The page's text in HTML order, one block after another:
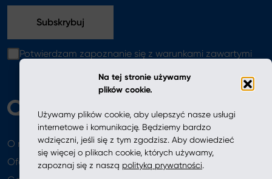
Na tej stronie używamy
plików cookie.
Używamy plików cookie, aby ulepszyć nasze usługi
internetowe i komunikację. Będziemy bardzo
wdzięczni, jeśli się z tym zgodzisz. Aby dowiedzieć
się więcej o plikach cookie, których używamy,
zapoznaj się z naszą polityką prywatności.
Potwierdzam zapoznanie się z warunkami zawartymi
O nas
Oferta
Aktualności